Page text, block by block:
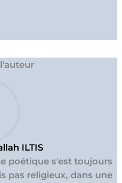
ILTIS
poétique s'est toujours
pas religieux, dans une